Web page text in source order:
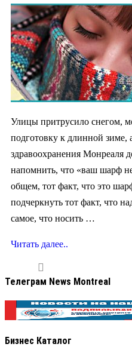
Улицы притрусило снегом,
подготовку к длинной зиме,
здравоохранения Монреаля
напомнить, что «ваш шарф
общем, тот факт, что это
подчеркнуть тот факт, что
самое, что носить …
Читать далее..
Телеграм News Montreal
Бизнес Каталог